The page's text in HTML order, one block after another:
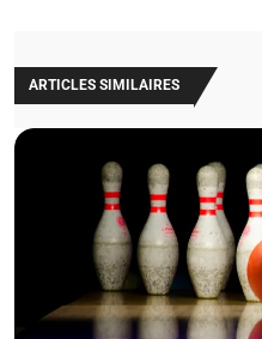
ARTICLES SIMILAIRES